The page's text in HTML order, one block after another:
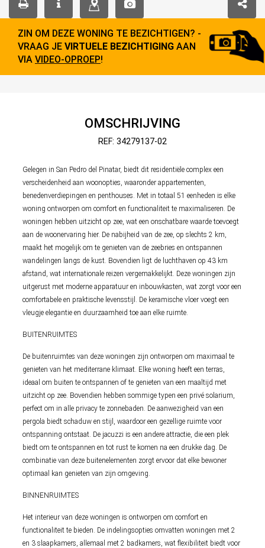
ZIN OM DEZE WONING TE BEZICHTIGEN? -
VRAAG JE VIRTUELE BEZICHTIGING AAN
VIA VIDEO-OPROEP!
OMSCHRIJVING
REF: 34279137-02
Gelegen in San Pedro del Pinatar, biedt dit residentiële complex een
verscheidenheid aan woonopties, waaronder appartementen,
benedenverdiepingen en penthouses. Met in totaal 51 eenheden is elke
woning ontworpen om comfort en functionaliteit te maximaliseren. De
woningen hebben uitzicht op zee, wat een onschatbare waarde toevoegt
aan de woonervaring hier. De nabijheid van de zee, op slechts 2 km,
maakt het mogelijk om te genieten van de zeebries en ontspannen
wandelingen langs de kust. Bovendien ligt de luchthaven op 43 km
afstand, wat internationale reizen vergemakkelijkt. Deze woningen zijn
uitgerust met moderne apparatuur en inbouwkasten, wat zorgt voor een
comfortabele en praktische levensstijl. De keramische vloer voegt een
vleugje elegantie en duurzaamheid toe aan elke ruimte.
BUITENRUIMTES
De buitenruimtes van deze woningen zijn ontworpen om maximaal te
genieten van het mediterrane klimaat. Elke woning heeft een terras,
ideaal om buiten te ontspannen of te genieten van een maaltijd met
uitzicht op zee. Bovendien hebben sommige typen een privé solarium,
perfect om in alle privacy te zonnebaden. De aanwezigheid van een
pergola biedt schaduw en stijl, waardoor een gezellige ruimte voor
ontspanning ontstaat. De jacuzzi is een andere attractie, die een plek
biedt om te ontspannen en tot rust te komen na een drukke dag. De
combinatie van deze buitenelementen zorgt ervoor dat elke bewoner
optimaal kan genieten van zijn omgeving.
BINNENRUIMTES
Het interieur van deze woningen is ontworpen om comfort en
functionaliteit te bieden. De indelingsopties omvatten woningen met 2
en 3 slaapkamers, allemaal met 2 badkamers, wat flexibiliteit biedt voor